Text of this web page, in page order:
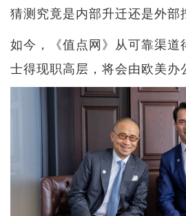
猜测究竟是内部升迁还是外部
如今，《值点网》从可靠渠道
士得现职高层，将会由欧美办